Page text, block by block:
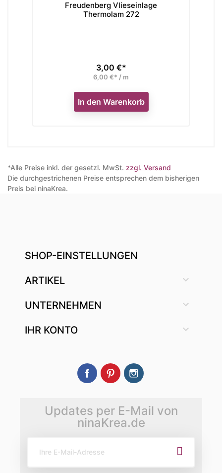
Freudenberg Vlieseinlage
Thermolam 272
Preis
3,00 €*
6,00 €* / m
In den Warenkorb
*Alle Preise inkl. der gesetzl. MwSt. zzgl. Versand
Die durchgestrichenen Preise entsprechen dem bisherigen
Preis bei ninaKrea.
SHOP-EINSTELLUNGEN
ARTIKEL 
UNTERNEHMEN 
IHR KONTO 
FacebookPinterest
Updates per E-Mail von
ninaKrea.de